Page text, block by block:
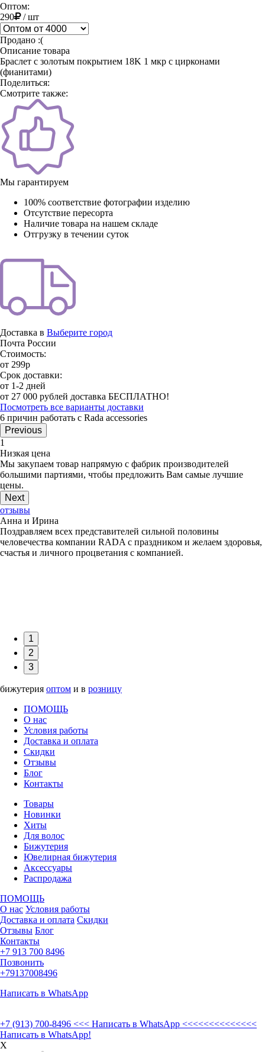
Оптом:
290
/шт
Продано :(
Описание товара
Браслет с золотым покрытием 18K 1 мкр с цирконами
(фианитами)
Поделиться:
Смотрите также:
Мы гарантируем
100% соответствие фотографии изделию
Отсутствие пересорта
Наличие товара на нашем складе
Отгрузку в течении суток
Доставка в Выберите город
Почта России
Стоимость:
от 299р
Срок доставки:
от 1-2 дней
от 27 000 рублей доставка БЕСПЛАТНО!
Посмотреть все варианты доставки
6 причин работать с Rada accessories
Previous
1
Низкая цена
Мы закупаем товар напрямую с фабрик производителей
большими партиями, чтобы предложить Вам самые лучшие
цены.
Next
отзывы
Анна и Ирина
Поздравляем всех представителей сильной половины
человечества компании RADA с праздником и желаем здоровья,
счастья и личного процветания с компанией.
1
2
3
бижутерия оптом и в розницу
ПОМОЩЬ
О нас
Условия работы
Доставка и оплата
Скидки
Отзывы
Блог
Контакты
Товары
Новинки
Хиты
Для волос
Бижутерия
Ювелирная бижутерия
Аксессуары
Распродажа
ПОМОЩЬ
О нас Условия работы
Доставка и оплата Скидки
Отзывы Блог
Контакты
+7 913 700 8496
Позвонить
+79137008496
Написать в WhatsApp
+7 (913) 700-8496 <<< Написать в WhatsApp <<<<<<<<<<<<<<
Написать в WhatsApp!
X